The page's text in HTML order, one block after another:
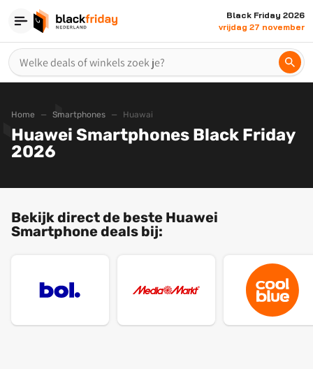
Black Friday 2026
vrijdag 27 november
Home Smartphones Huawai
Huawei Smartphones Black Friday
2026
Bekijk direct de beste Huawei
Smartphone deals bij: